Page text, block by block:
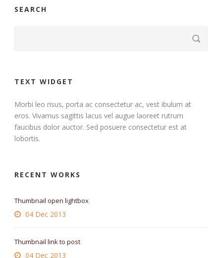
SEARCH
TEXT WIDGET
Morbi leo risus, porta ac consectetur ac, vest ibulum at
eros. Vivamus sagittis lacus vel augue laoreet rutrum
faucibus dolor auctor. Sed posuere consectetur est at
lobortis.
RECENT WORKS
Thumbnail open lightbox
04 Dec 2013
Thumbnail link to post
04 Dec 2013